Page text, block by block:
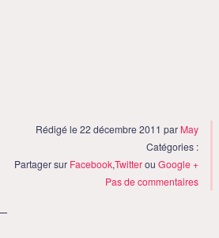
Rédigé le 22 décembre 2011 par May
Catégories :
Partager sur Facebook,TwitterouGoogle +
Pas de commentaires